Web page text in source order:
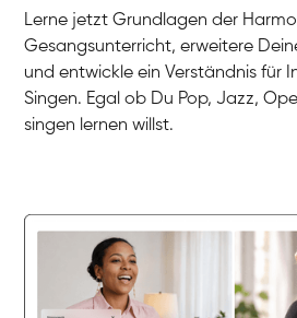
Gesang / Vocal
Gesang / Vocal
Gesang / Vocal
Lerne jetzt Grundlagen der
Gesangsunterricht, erweitere
und entwickle ein Verständnis für
Singen. Egal ob Du Pop, Jazz,
singen lernen willst.